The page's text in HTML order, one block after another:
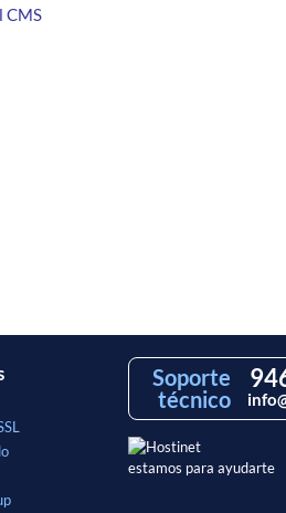
CMS
Soporte
técnico
estamos para ayudarte